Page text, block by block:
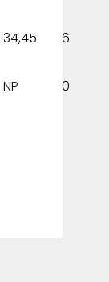
34,45 6
NP 0